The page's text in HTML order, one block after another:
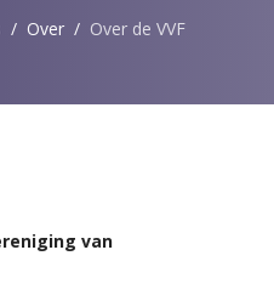
Over Over de VVF
van